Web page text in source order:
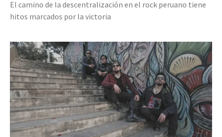
El camino de la descentralización en el rock peruano tiene
hitos marcados por la victoria